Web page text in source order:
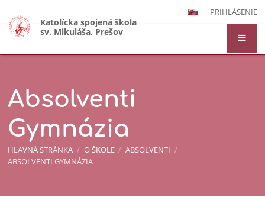
PRIHLÁSENIE
Katolícka spojená škola
sv. Mikuláša, Prešov
Absolventi
Gymnázia
HLAVNÁ STRÁNKA / O ŠKOLE / ABSOLVENTI /
ABSOLVENTI GYMNÁZIA